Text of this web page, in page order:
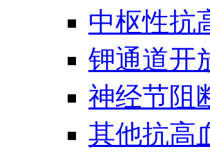
中枢性抗
钾通道开
神经节阻
其他抗高